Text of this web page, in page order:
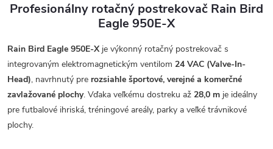
Profesionálny rotačný postrekovač Rain Bird
Eagle 950E-X
Rain Bird Eagle 950E-Xje výkonný rotačný postrekovač s
integrovaným elektromagnetickým ventilom 24 VAC (Valve-In-
Head), navrhnutý pre rozsiahle športové, verejné a komerčné
zavlažované plochy. Vďaka veľkému dostreku až 28,0 m je ideálny
pre futbalové ihriská, tréningové areály, parky a veľké trávnikové
plochy.